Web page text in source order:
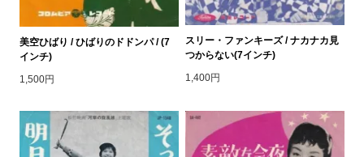
美空ひばり / ひばりのドドンパ / (7
インチ)
1,500円
スリー・ファンキーズ / ナカナカ見
つからない(7インチ)
1,400円